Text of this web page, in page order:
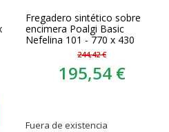
Fregadero sintético sobre
encimera Poalgi Basic
Nefelina 101 - 770 x 430
244,42 €
195,54 €
Fuera de existencia